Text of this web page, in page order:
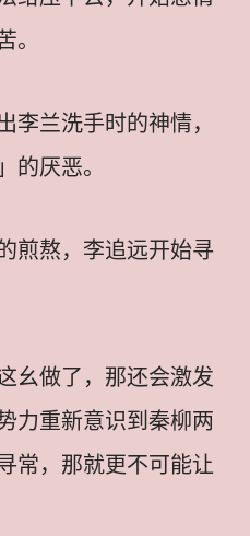
。
李兰洗手时的神情，
的厌恶。
煎熬，李追远开始寻
幺做了，那还会激发
力重新意识到秦柳两
常，那就更不可能让